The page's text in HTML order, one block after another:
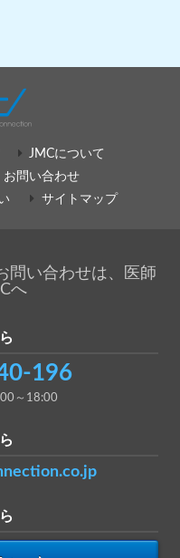
JMCについて
お問い合わせ
サイトマップ
問い合わせは、医師
へ
196
～18:00